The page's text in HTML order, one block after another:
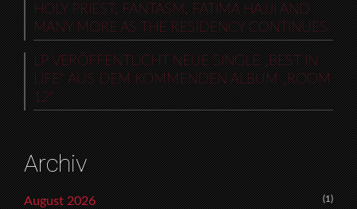
HOLY PRIEST, FANTASM, FATIMA HAJJI AND
MANY MORE AS THE RESIDENCY CONTINUES
LP VERÖFFENTLICHT NEUE SINGLE „BEST IN
LIFE“ AUS DEM KOMMENDEN ALBUM „ROOM
12“
Archiv
August 2026 (1)